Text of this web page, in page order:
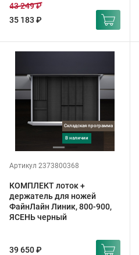
35 183 ₽
43 249 ₽
Складская программа
в наличии
Артикул 2373800368
КОМПЛЕКТ лоток +
держатель для ножей
ФайнЛайн Линик, 800-900,
ЯСЕНЬ черный
39 650 ₽